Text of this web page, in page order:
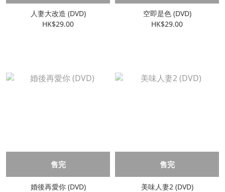
人妻大改造 (DVD)
HK$29.00
空即是色 (DVD)
HK$29.00
售完
婚後再愛你 (DVD)
售完
美味人妻2 (DVD)